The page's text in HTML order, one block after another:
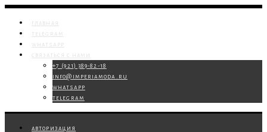
главная
telegram
whatsapp
связаться с нами
+7 (921) 389-82-18
info@imperiamoda.ru
whatsapp
telegram
авторизация